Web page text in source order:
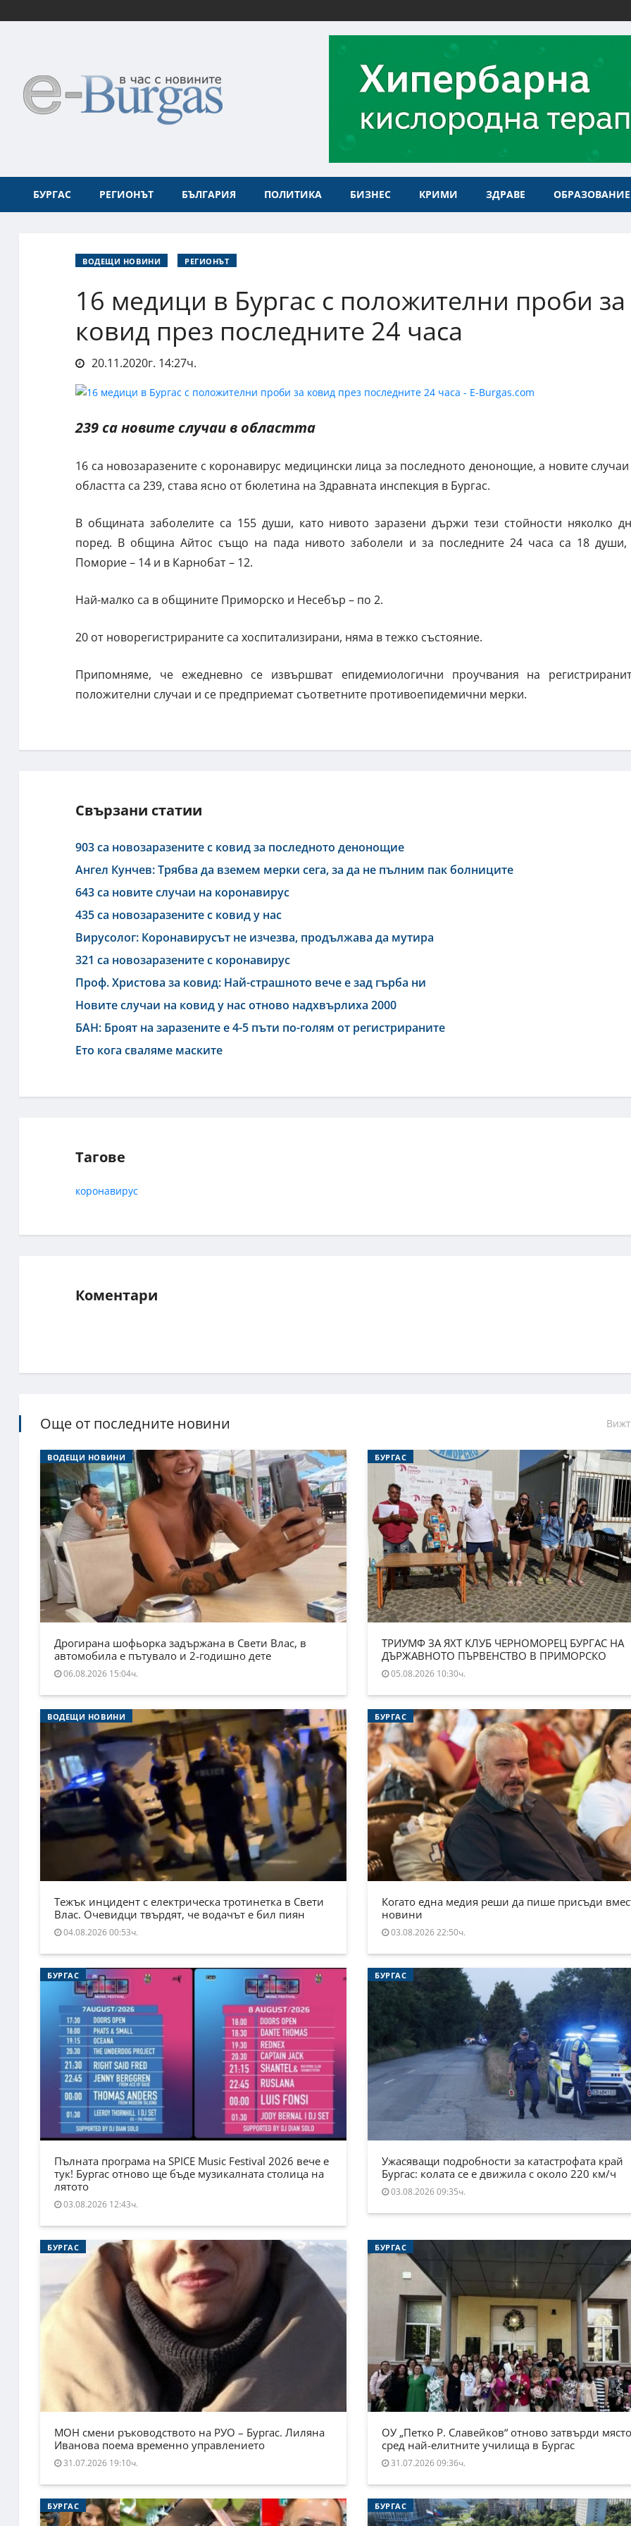
БУРГАС РЕГИОНЪТ БЪЛГАРИЯ ПОЛИТИКА БИЗНЕС КРИМИ ЗДРАВЕ ОБРАЗОВАНИЕ
ВОДЕЩИ НОВИНИ РЕГИОНЪТ
16 медици в Бургас с положителни проби за
ковид през последните 24 часа
20.11.2020г. 14:27ч.
239 са новите случаи в областта
16 са новозаразените с коронавирус медицински лица за последното денонощие, а новите
областта са 239, става ясно от бюлетина на Здравната инспекция в Бургас.
В общината заболелите са 155 души, като нивото заразени държи тези стойности няколко
поред. В община Айтос също на пада нивото заболели и за последните 24 часа са 18 души,
Поморие – 14 и в Карнобат – 12.
Най-малко са в общините Приморско и Несебър – по 2.
20 от новорегистрираните са хоспитализирани, няма в тежко състояние.
Припомняме, че ежедневно се извършват епидемиологични проучвания на
положителни случаи и се предприемат съответните противоепидемични мерки.
Свързани статии
903 са новозаразените с ковид за последното денонощие
Ангел Кунчев: Трябва да вземем мерки сега, за да не пълним пак болниците
643 са новите случаи на коронавирус
435 са новозаразените с ковид у нас
Вирусолог: Коронавирусът не изчезва, продължава да мутира
321 са новозаразените с коронавирус
Проф. Христова за ковид: Най-страшното вече е зад гърба ни
Новите случаи на ковид у нас отново надхвърлиха 2000
БАН: Броят на заразените е 4-5 пъти по-голям от регистрираните
Ето кога сваляме маските
Тагове
коронавирус
Коментари
Още от последните новини
ВОДЕЩИ НОВИНИ
Дрогирана шофьорка задържана в Свети Влас, в
автомобила е пътувало и 2-годишно дете
06.08.2026 15:04ч.
БУРГАС
ТРИУМФ ЗА ЯХТ КЛУБ ЧЕРНОМОРЕЦ БУРГАС НА
ДЪРЖАВНОТО ПЪРВЕНСТВО В ПРИМОРСКО
05.08.2026 10:30ч.
ВОДЕЩИ НОВИНИ
Тежък инцидент с електрическа тротинетка в Свети
Влас. Очевидци твърдят, че водачът е бил пиян
04.08.2026 00:53ч.
БУРГАС
Когато една медия реши да пише присъди
новини
03.08.2026 22:50ч.
БУРГАС
Пълната програма на SPICE Music Festival 2026 вече е
тук! Бургас отново ще бъде музикалната столица на
лятото
03.08.2026 12:43ч.
БУРГАС
Ужасяващи подробности за катастрофата край
Бургас: колата се е движила с около 220 км/ч
03.08.2026 09:35ч.
БУРГАС
МОН смени ръководството на РУО – Бургас. Лиляна
Иванова поема временно управлението
31.07.2026 19:10ч.
БУРГАС
ОУ „Петко Р. Славейков“ отново затвърди
сред най-елитните училища в Бургас
31.07.2026 09:36ч.
БУРГАС БУРГАС